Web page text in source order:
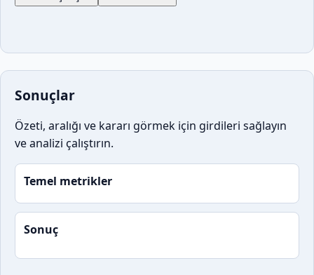
Sonuçlar
Özeti, aralığı ve kararı görmek için girdileri sağlayın
ve analizi çalıştırın.
Temel metrikler
Sonuç